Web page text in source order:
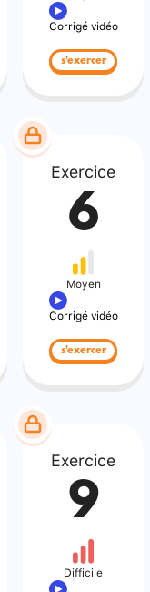
Corrigé vidéo
s'exercer
Exercice
6
Moyen
Corrigé vidéo
s'exercer
Exercice
9
Difficile